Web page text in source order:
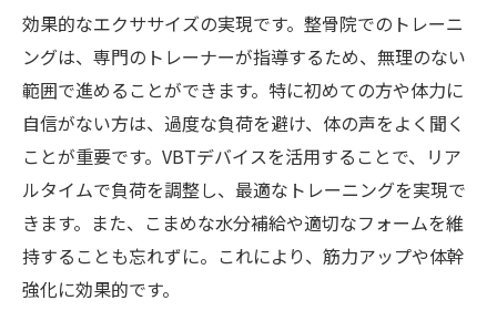
効果的なエクササイズの実現です。整骨院でのトレーニ
ングは、専門のトレーナーが指導するため、無理のない
範囲で進めることができます。特に初めての方や体力に
自信がない方は、過度な負荷を避け、体の声をよく聞く
ことが重要です。VBTデバイスを活用することで、リア
ルタイムで負荷を調整し、最適なトレーニングを実現で
きます。また、こまめな水分補給や適切なフォームを維
持することも忘れずに。これにより、筋力アップや体幹
強化に効果的です。